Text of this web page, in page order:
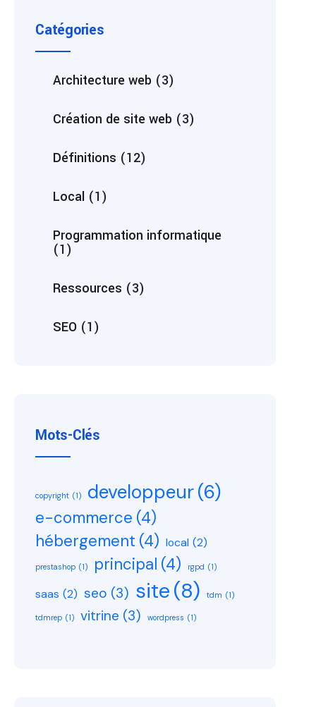
Catégories
Architecture web (3)
Création de site web (3)
Définitions (12)
Local (1)
Programmation informatique
(1)
Ressources (3)
SEO (1)
Mots-Clés
copyright (1) developpeur(6)
e-commerce (4)
hébergement (4) local (2)
prestashop (1) principal (4) rgpd (1)
saas (2) seo (3) site(8) tdm (1)
tdmrep (1) vitrine (3) wordpress (1)